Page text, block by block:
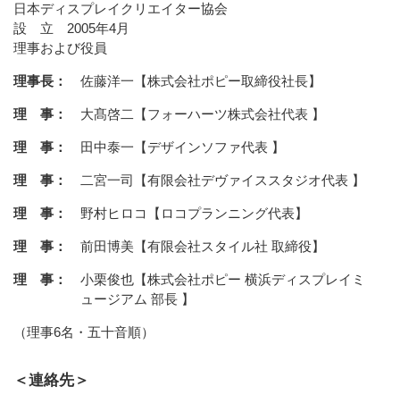
日本ディスプレイクリエイター協会
設 立 2005年4月
理事および役員
理事長： 佐藤洋一【株式会社ポピー取締役社長】
理 事： 大髙啓二【フォーハーツ株式会社代表 】
理 事： 田中泰一【デザインソファ代表 】
理 事： 二宮一司【有限会社デヴァイススタジオ代表 】
理 事： 野村ヒロコ【ロコプランニング代表】
理 事： 前田博美【有限会社スタイル社 取締役】
理 事：
小栗俊也【株式会社ポピー 横浜ディスプレイミ
ュージアム 部長 】
（理事6名・五十音順）
＜連絡先＞